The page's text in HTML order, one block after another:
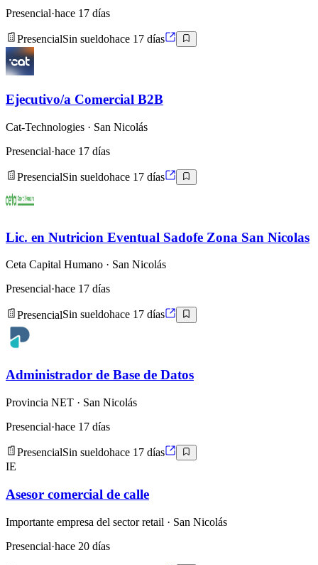
Presencial·hace 17 días
PresencialSin sueldohace 17 días
Ejecutivo/a Comercial B2B
Cat-Technologies · San Nicolás
Presencial·hace 17 días
PresencialSin sueldohace 17 días
Lic. en Nutricion Eventual Sadofe Zona San Nicolas
Ceta Capital Humano · San Nicolás
Presencial·hace 17 días
PresencialSin sueldohace 17 días
Administrador de Base de Datos
Provincia NET · San Nicolás
Presencial·hace 17 días
PresencialSin sueldohace 17 días
IE
Asesor comercial de calle
Importante empresa del sector retail · San Nicolás
Presencial·hace 20 días